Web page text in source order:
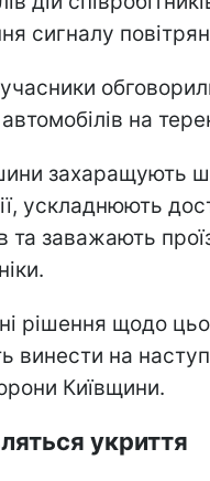
сигналу
на
захаращують
ускладнюють
та заважають
рішення щодо
винести на
Київщини.
укриття